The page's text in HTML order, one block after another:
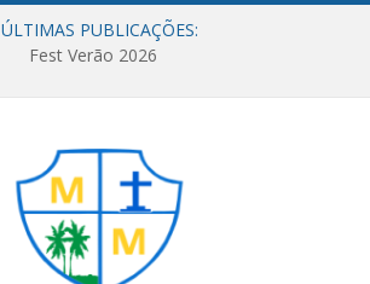
ÚLTIMAS PUBLICAÇÕES:
Fest Verão 2026